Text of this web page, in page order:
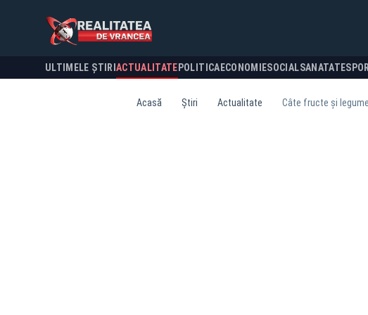
ULTIMELE ȘTIRI ACTUALITATE POLITICA ECONOMIESOCIALSANATATE
Acasă Știri Actualitate Câte fructe și